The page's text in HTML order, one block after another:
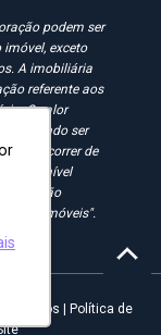
podem ser
exceto
A imobiliária
referente aos
O valor
podendo ser
Pode ocorrer de
disponível
site não
imóveis".
|
Política de